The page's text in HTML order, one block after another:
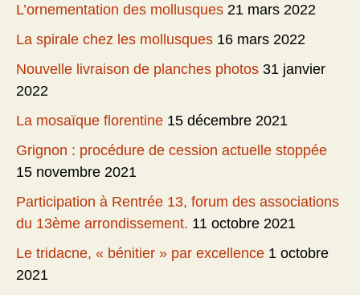
L’ornementation des mollusques 21 mars 2022
La spirale chez les mollusques 16 mars 2022
Nouvelle livraison de planches photos 31 janvier
2022
La mosaïque florentine 15 décembre 2021
Grignon : procédure de cession actuelle stoppée
15 novembre 2021
Participation à Rentrée 13, forum des associations
du 13ème arrondissement. 11 octobre 2021
Le tridacne, « bénitier » par excellence 1 octobre
2021